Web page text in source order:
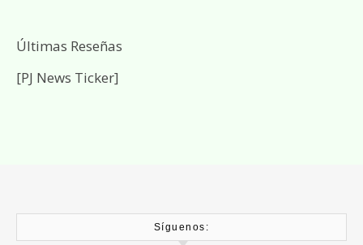
Últimas Reseñas
[PJ News Ticker]
Síguenos: